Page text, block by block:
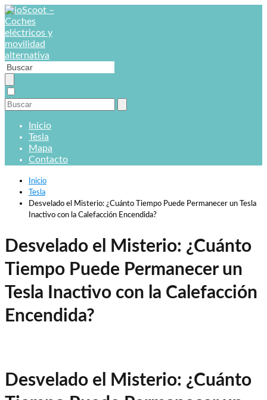
Inicio
Tesla
Mapa
Contacto
Inicio
Tesla
Desvelado el Misterio: ¿Cuánto Tiempo Puede Permanecer un Tesla
Inactivo con la Calefacción Encendida?
Desvelado el Misterio: ¿Cuánto
Tiempo Puede Permanecer un
Tesla Inactivo con la Calefacción
Encendida?
Desvelado el Misterio: ¿Cuánto